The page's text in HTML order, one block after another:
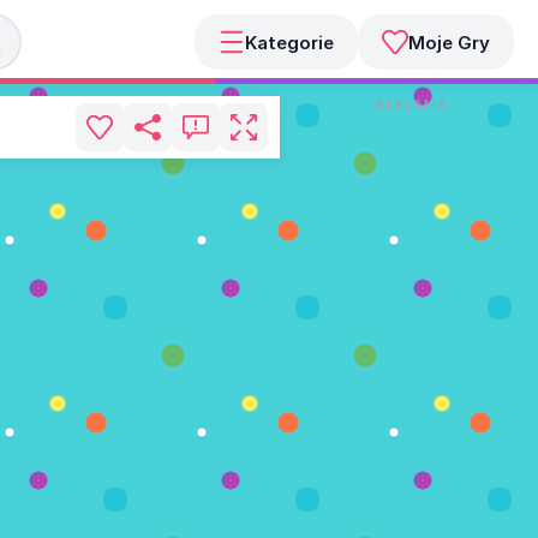
Kategorie Moje Gry
REKLAMA